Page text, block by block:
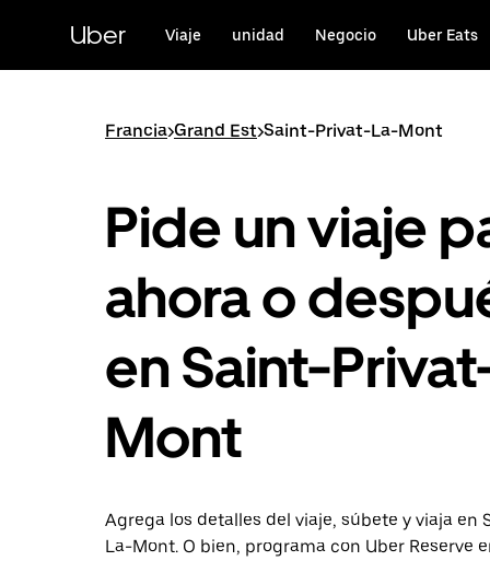
contenido
principal
Uber Viaje unidad Negocio Uber Eats
Francia>Grand Est>Saint-Privat-La-Mont
Pide un viaje
ahora o
en Saint-
Mont
Agrega los detalles del viaje, súbete y viaja en
La-Mont. O bien, programa con Uber Reserve